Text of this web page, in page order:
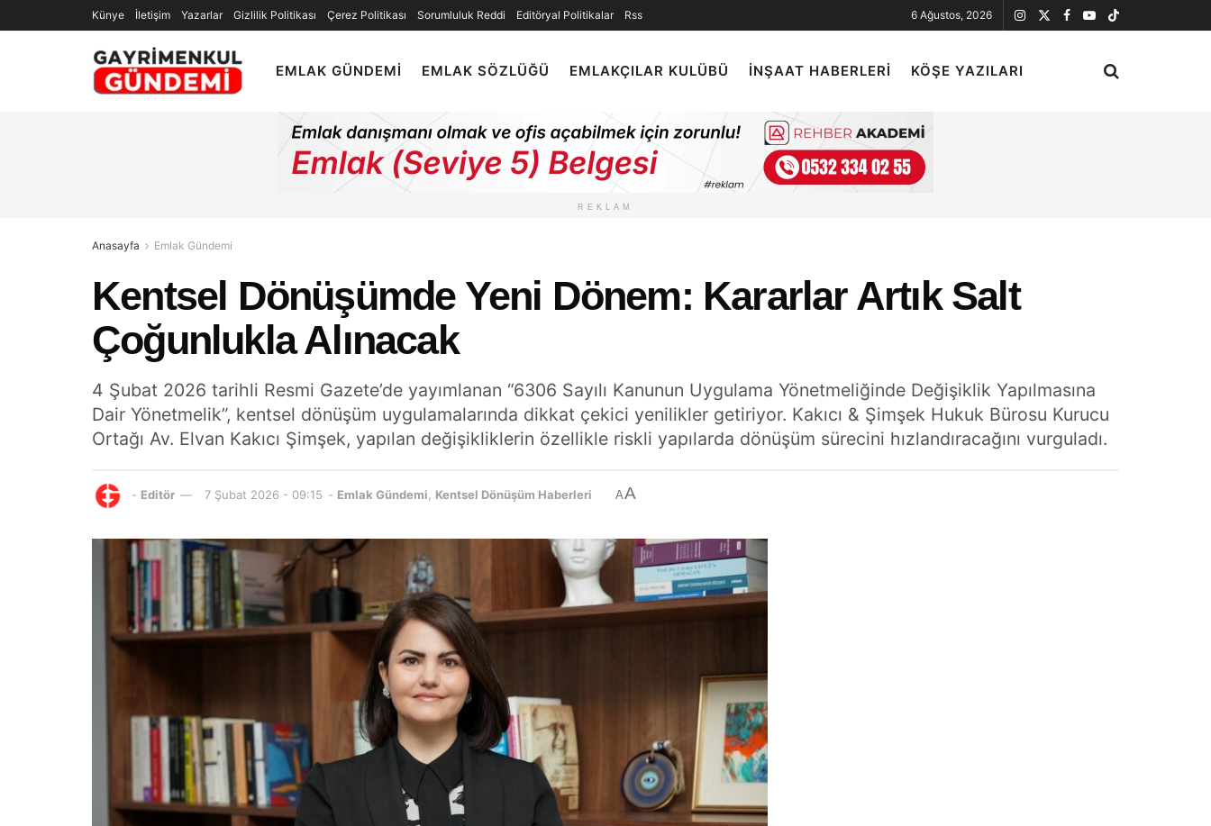
Künye İletişim Yazarlar Gizlilik Politikası Çerez Politikası Sorumluluk Reddi Editöryal Politikalar Rss 6 Ağustos, 2026
EMLAK GÜNDEMI EMLAK SÖZLÜĞÜ EMLAKÇILAR KULÜBÜ İNŞAAT HABERLERI KÖŞE YAZILARI
REKLAM
Anasayfa Emlak Gündemi
Kentsel Dönüşümde Yeni Dönem: Kararlar Artık Salt
Çoğunlukla Alınacak
4 Şubat 2026 tarihli Resmi Gazete’de yayımlanan “6306 Sayılı Kanunun Uygulama Yönetmeliğinde Değişiklik Yapılmasına
Dair Yönetmelik”, kentsel dönüşüm uygulamalarında dikkat çekici yenilikler getiriyor. Kakıcı & Şimşek Hukuk Bürosu Kurucu
Ortağı Av. Elvan Kakıcı Şimşek, yapılan değişikliklerin özellikle riskli yapılarda dönüşüm sürecini hızlandıracağını vurguladı.
- Editör 7 Şubat 2026 - 09:15 - Emlak Gündemi Kentsel Dönüşüm Haberleri AA